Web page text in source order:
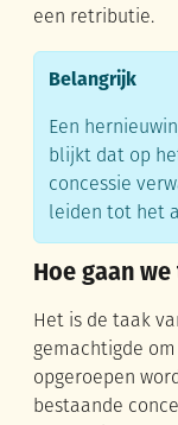
een retributie.
Belangrijk
Een
blijkt dat op
concessie
leiden tot het
Hoe gaan
Het is de taak
gemachtigde
opgeroepen
bestaande